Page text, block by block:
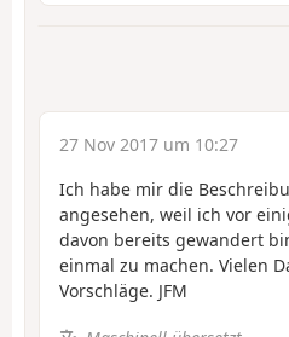
27 Nov 2017 um 10:27
Ich habe mir die
angesehen, weil ich vor
davon bereits gewandert
einmal zu machen. Vielen
Vorschläge. JFM